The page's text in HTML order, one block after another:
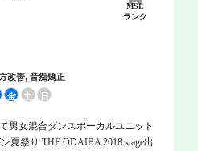
MSL
ランク
改善, 音痴矯正
金 土 日
男女混合ダンスボーカルユニット
夏祭り THE ODAIBA 2018 stage出